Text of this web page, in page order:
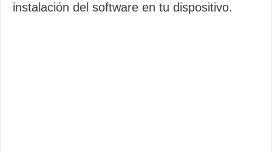
instalación del software en tu dispositivo.